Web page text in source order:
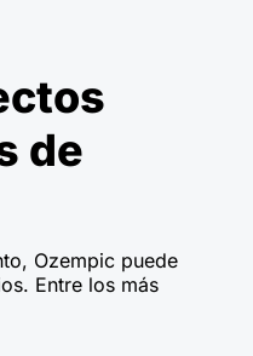
de
Ozempic puede
Entre los más